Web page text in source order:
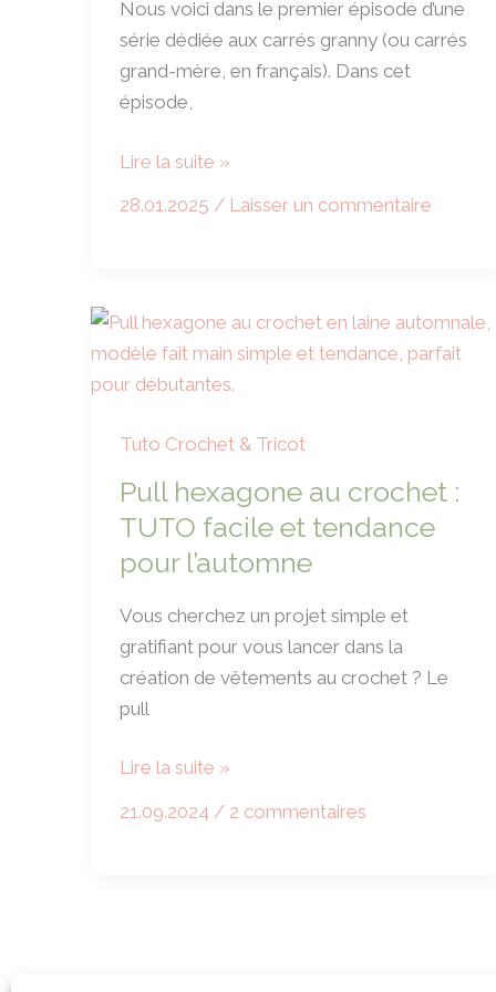
naturelle
?
Nous voici dans le premier épisode d’une
série dédiée aux carrés granny (ou carrés
grand-mère, en français). Dans cet
épisode,
Réalisez
en
crochet
avec
carrés
grâce
à
notre
spécial
débutant
Lire la suite »
28.01.2025 / Laisser un commentaire
Tuto Crochet & Tricot
Pull hexagone au crochet :
TUTO facile et tendance
pour l’automne
Vous cherchez un projet simple et
gratifiant pour vous lancer dans la
création de vêtements au crochet ? Le
pull
Pull
Lire la suite »
21.09.2024 / 2 commentaires